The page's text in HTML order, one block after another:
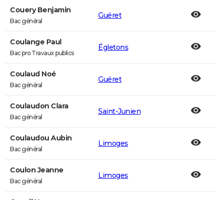
Couery Benjamin
Bac général
Guéret
Coulange Paul
Bac pro Travaux publics
Égletons
Coulaud Noé
Bac général
Guéret
Coulaudon Clara
Bac général
Saint-Junien
Coulaudou Aubin
Bac général
Limoges
Coulon Jeanne
Bac général
Limoges